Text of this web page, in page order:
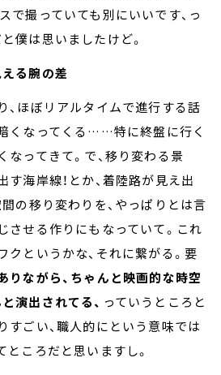
で撮っていても別にいいです、っ
僕は思いましたけど。
る腕の差
、ほぼリアルタイムで進行する話
くなってくる……特に終盤に行く
なってきて。で、移り変わる景
海岸線！とか、着陸路が見え出
間の移り変わりを、やっぱりとは言
させる作りにもなっていて。これ
クというかな、それに繋がる。要
りながら、ちゃんと映画的な時空
演出されてる、 っていうところと
すごい、職人的にという意味では
ところだと思いますし。